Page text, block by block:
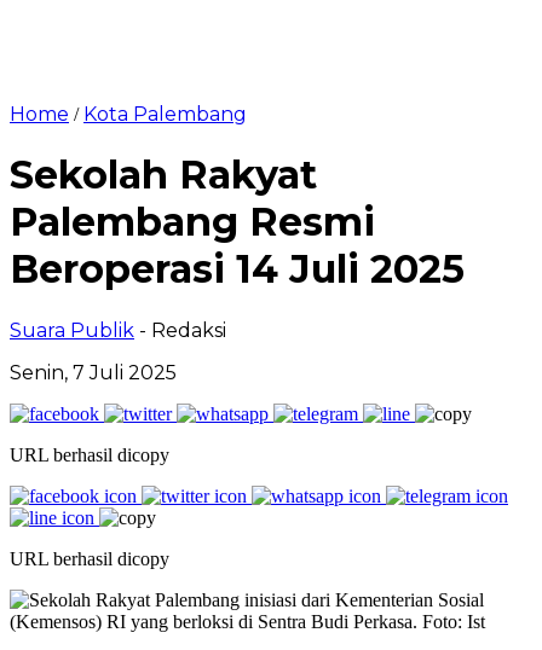
Home / Kota Palembang
Sekolah Rakyat
Palembang Resmi
Beroperasi 14 Juli 2025
Suara Publik - Redaksi
Senin, 7 Juli 2025
URL berhasil dicopy
URL berhasil dicopy